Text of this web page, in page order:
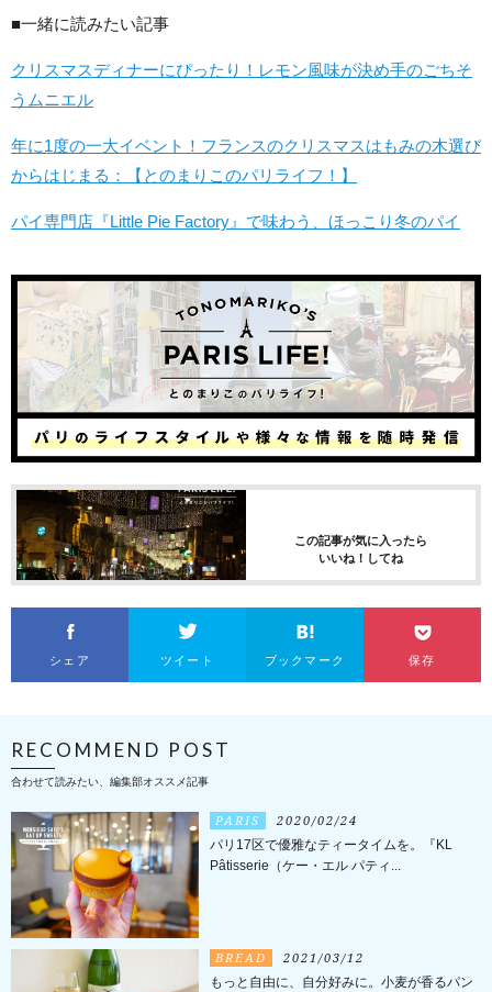
■一緒に読みたい記事
クリスマスディナーにぴったり！レモン風味が決め手のごちそ
うムニエル
年に1度の一大イベント！フランスのクリスマスはもみの木選び
からはじまる：【とのまりこのパリライフ！】
パイ専門店『Little Pie Factory』で味わう、ほっこり冬のパイ
この記事が気に入ったら
いいね！してね
シェア ツイート ブックマーク 保存
RECOMMEND POST
合わせて読みたい、編集部オススメ記事
PARIS 2020/02/24
パリ17区で優雅なティータイムを。『KL
Pâtisserie（ケー・エル パティ...
BREAD 2021/03/12
もっと自由に、自分好みに。小麦が香るパン